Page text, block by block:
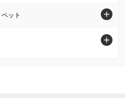
リアトップへ
ット
ップへ